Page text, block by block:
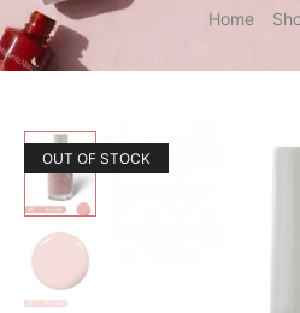
Home
OUT OF STOCK